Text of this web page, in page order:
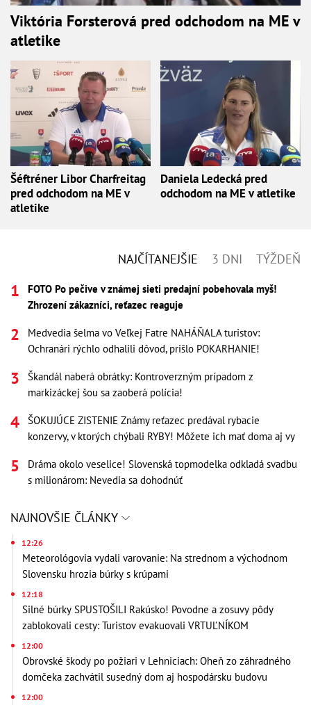
Viktória Forsterová pred odchodom na ME v
atletike
Šéftréner Libor Charfreitag
pred odchodom na ME v
atletike
Daniela Ledecká pred
odchodom na ME v atletike
NAJČÍTANEJŠIE 3 DNI TÝŽDEŇ
FOTO Po pečive v známej sieti predajní pobehovala myš!
Zhrození zákazníci, reťazec reaguje
Medvedia šelma vo Veľkej Fatre NAHÁŇALA turistov:
Ochranári rýchlo odhalili dôvod, prišlo POKARHANIE!
Škandál naberá obrátky: Kontroverzným prípadom z
markizáckej šou sa zaoberá polícia!
ŠOKUJÚCE ZISTENIE Známy reťazec predával rybacie
konzervy, v ktorých chýbali RYBY! Môžete ich mať doma aj vy
Dráma okolo veselice! Slovenská topmodelka odkladá svadbu
s milionárom: Nevedia sa dohodnúť
NAJNOVŠIE ČLÁNKY
12:26
Meteorológovia vydali varovanie: Na strednom a východnom
Slovensku hrozia búrky s krúpami
12:18
Silné búrky SPUSTOŠILI Rakúsko! Povodne a zosuvy pôdy
zablokovali cesty: Turistov evakuovali VRTUĽNÍKOM
12:00
Obrovské škody po požiari v Lehniciach: Oheň zo záhradného
domčeka zachvátil susedný dom aj hospodársku budovu
12:00